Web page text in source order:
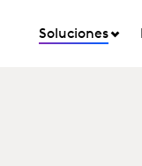
Soluciones